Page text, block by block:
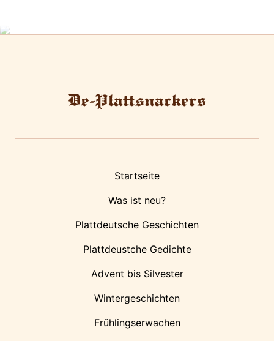
Startseite
Was ist neu?
Plattdeutsche Geschichten
Plattdeustche Gedichte
Advent bis Silvester
Wintergeschichten
Frühlingserwachen